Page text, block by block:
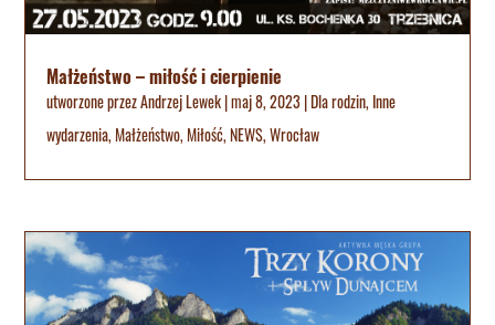
Małżeństwo – miłość i cierpienie
utworzone przezAndrzej Lewek|maj 8, 2023 |Dla rodzin, Inne
wydarzenia,Małżeństwo,Miłość,NEWS,Wrocław